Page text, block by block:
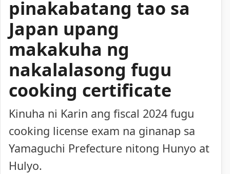
pinakabatang tao sa
Japan upang
makakuha ng
nakalalasong fugu
cooking certificate
Kinuha ni Karin ang fiscal 2024 fugu
cooking license exam na ginanap sa
Yamaguchi Prefecture nitong Hunyo at
Hulyo.